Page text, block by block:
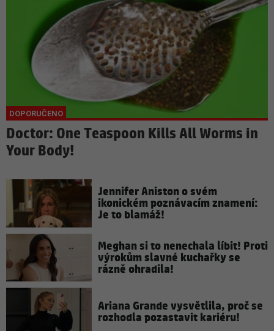
Doctor: One Teaspoon Kills All Worms in
Your Body!
Jennifer Aniston o svém
ikonickém poznávacím znamení:
Je to blamáž!
Meghan si to nenechala líbit! Proti
výrokům slavné kuchařky se
rázně ohradila!
Ariana Grande vysvětlila, proč se
rozhodla pozastavit kariéru!